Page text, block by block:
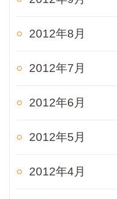
2012年8月
2012年7月
2012年6月
2012年5月
2012年4月